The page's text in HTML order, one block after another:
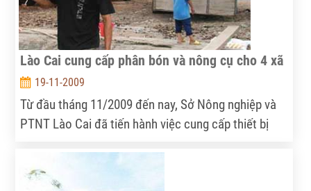
Lào Cai cung cấp phân bón và nông cụ cho 4 xã
19-11-2009
Từ đầu tháng 11/2009 đến nay, Sở Nông nghiệp và
PTNT Lào Cai đã tiến hành việc cung cấp thiết bị
giúp đồng bào 4 xã vùng cao của huyện Bát Xát...